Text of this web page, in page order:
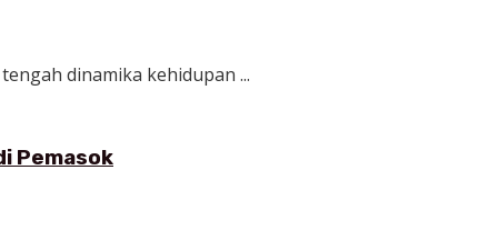
dinamika kehidupan ...
Pemasok